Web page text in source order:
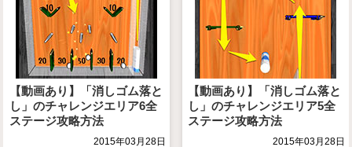
【動画あり】「消しゴム落と
し」のチャレンジエリア6全
ステージ攻略方法
2015年03月28日
【動画あり】「消しゴム落と
し」のチャレンジエリア5全
ステージ攻略方法
2015年03月28日